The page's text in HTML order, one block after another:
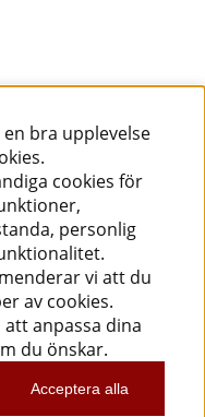
bra upplevelse
cookies för
personlig
vi att du
av cookies.
anpassa dina
du önskar.
Acceptera alla